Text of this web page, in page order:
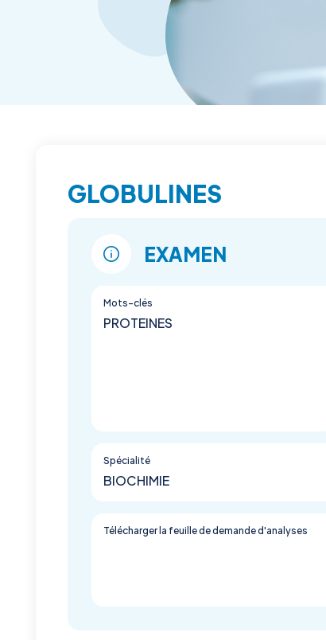
GLOBULINES
EXAMEN
Mots-clés
PROTEINES
Spécialité
BIOCHIMIE
Télécharger la feuille de demande d'analyses